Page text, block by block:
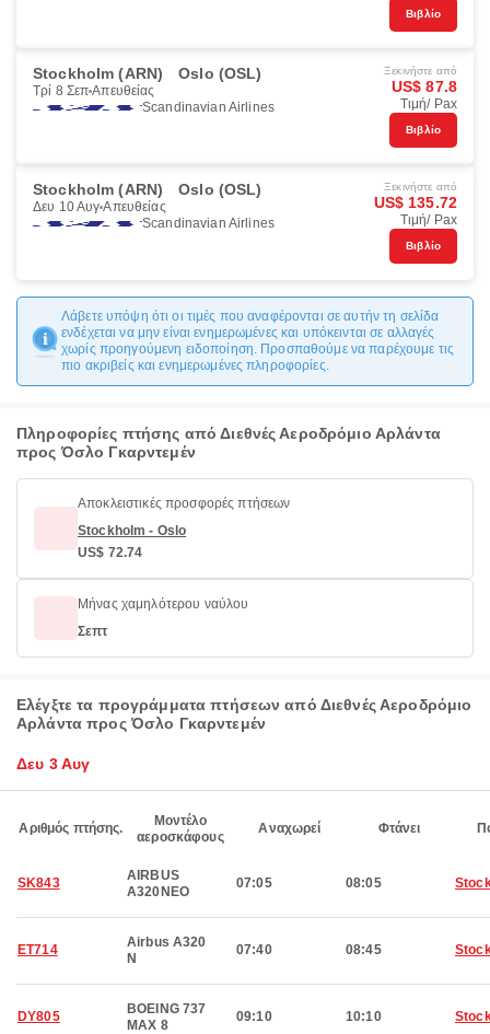
Βιβλίο
Stockholm (ARN) Oslo (OSL)
Τρί 8 Σεπ Απευθείας
Scandinavian Airlines
Ξεκινήστε από
US$ 87.8
Τιμή/ Pax
Βιβλίο
Stockholm (ARN) Oslo (OSL)
Δευ 10 Αυγ Απευθείας
Scandinavian Airlines
Ξεκινήστε από
US$ 135.72
Τιμή/ Pax
Βιβλίο
Λάβετε υπόψη ότι οι τιμές που αναφέρονται σε αυτήν τη σελίδα
ενδέχεται να μην είναι ενημερωμένες και υπόκεινται σε αλλαγές
χωρίς προηγούμενη ειδοποίηση. Προσπαθούμε να παρέχουμε τις
πιο ακριβείς και ενημερωμένες πληροφορίες.
Πληροφορίες πτήσης από Διεθνές Αεροδρόμιο Αρλάντα
προς Όσλο Γκαρντεμέν
Αποκλειστικές προσφορές πτήσεων
Stockholm - Oslo
US$ 72.74
Μήνας χαμηλότερου ναύλου
Σεπτ
Ελέγξτε τα προγράμματα πτήσεων από Διεθνές Αεροδρόμιο
Αρλάντα προς Όσλο Γκαρντεμέν
Δευ 3 Αυγ
Αριθμός πτήσης.
Μοντέλο
αεροσκάφους
Αναχωρεί Φτάνει
SK843
AIRBUS
A320NEO
07:05 08:05
ET714
Airbus A320
N
07:40 08:45
DY805
BOEING 737
MAX 8
09:10 10:10